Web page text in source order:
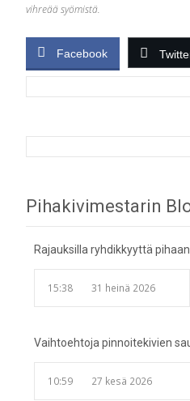
vihreää syömistä.
Facebook
Post
Pihakivimestarin
Rajauksilla ryhdikkyyttä pihaan
15:38 31 heinä 2026
Vaihtoehtoja pinnoitekivien
10:59 27 kesä 2026